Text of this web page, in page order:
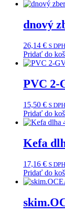
dnový
26,14 € S DPH
Pridať do
PVC 2-
15,50 € S DPH
Pridať do
Kefa
17,16 € S DPH
Pridať do